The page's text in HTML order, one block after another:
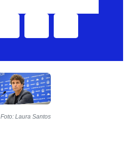
Foto: Laura Santos